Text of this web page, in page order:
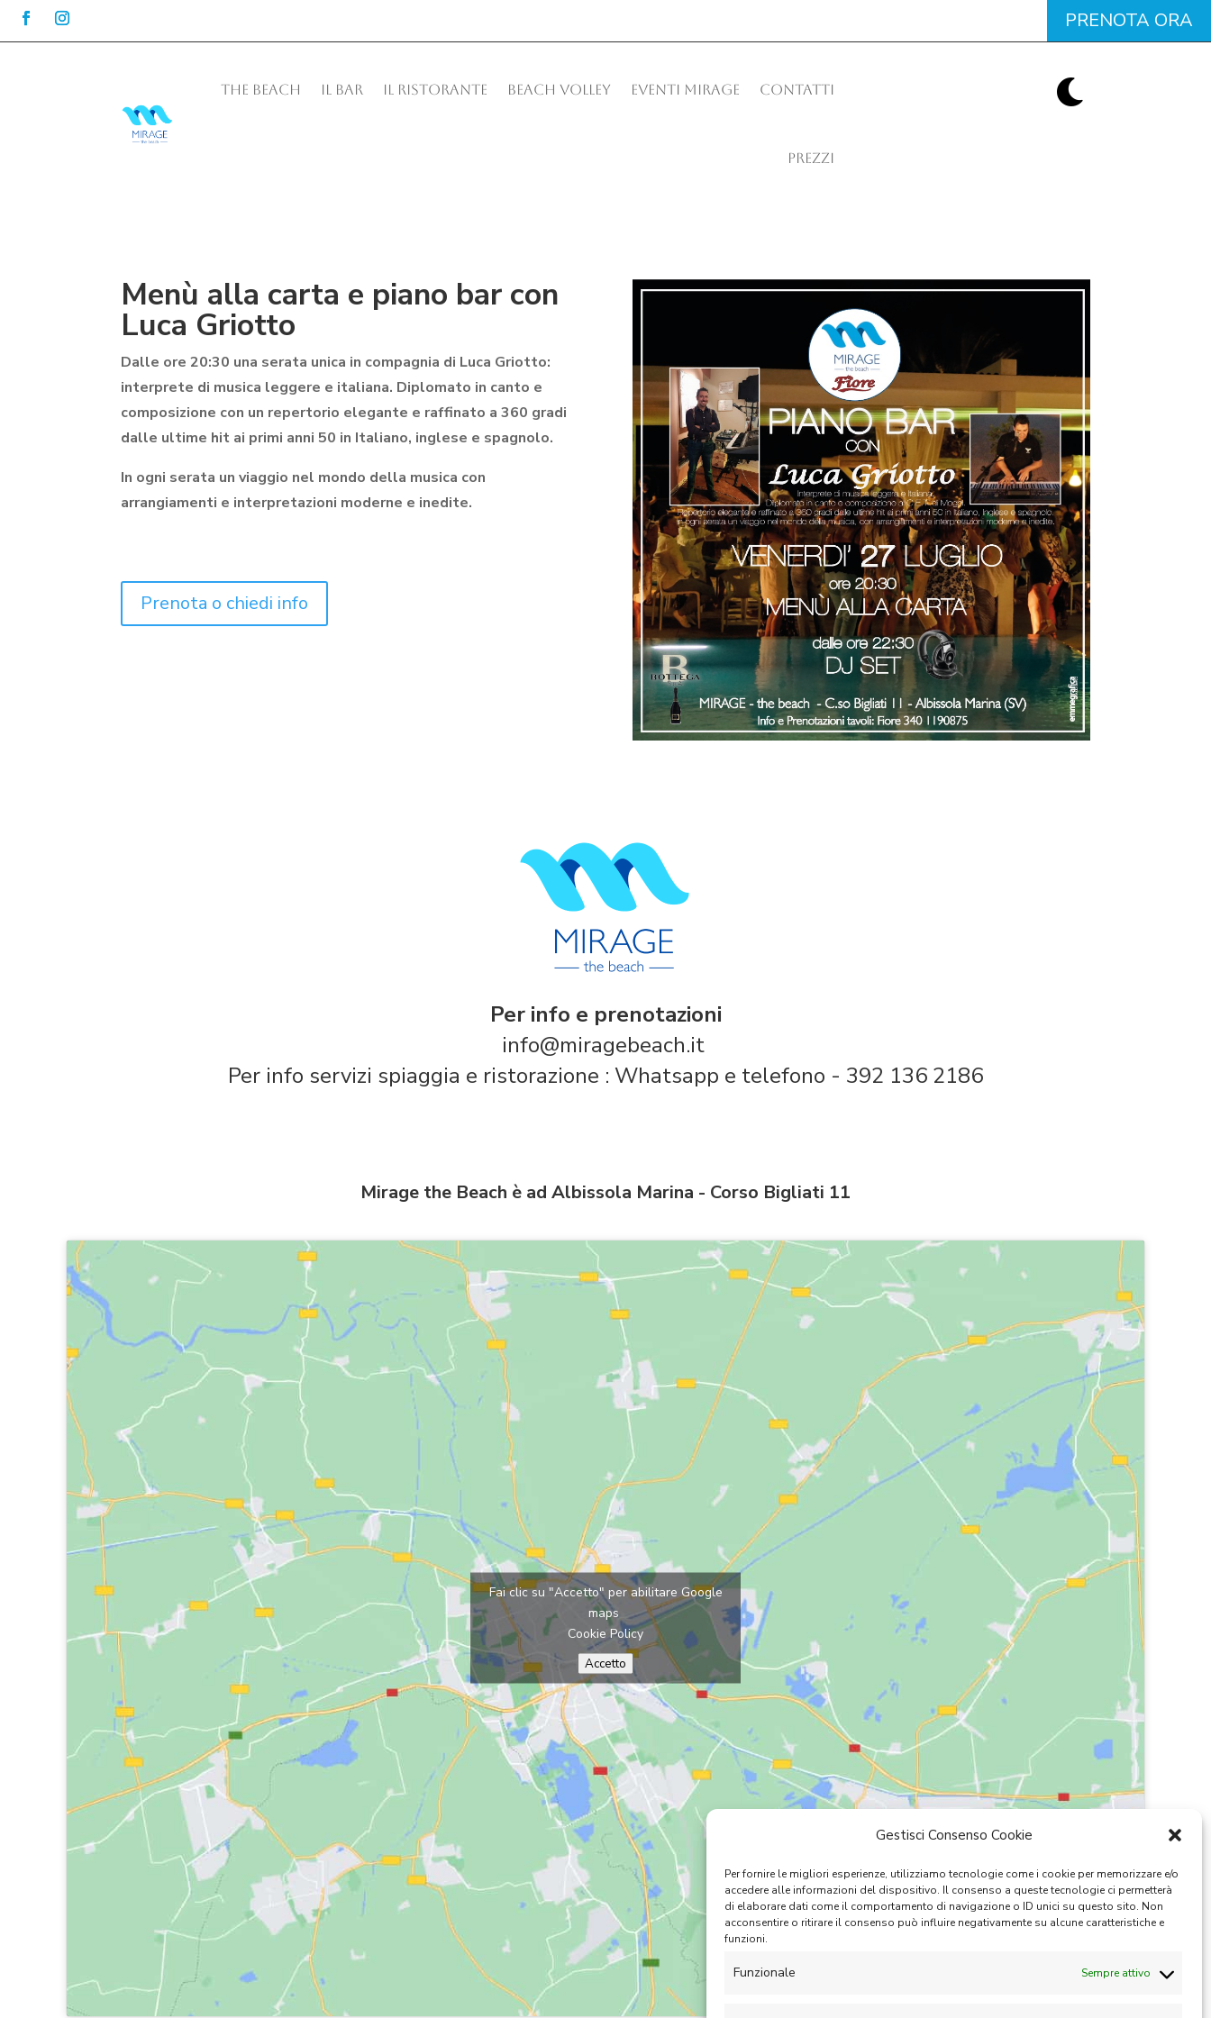
Gestisci Consenso Cookie
Per fornire le migliori esperienze, utilizziamo tecnologie come i cookie per memorizzare e/o
accedere alle informazioni del dispositivo. Il consenso a queste tecnologie ci permetterà
di elaborare dati come il comportamento di navigazione o ID unici su questo sito. Non
acconsentire o ritirare il consenso può influire negativamente su alcune caratteristiche e
funzioni.
Funzionale Sempre attivo
PRENOTA ORA
THE BEACH IL BAR IL RISTORANTE BEACH VOLLEY EVENTI MIRAGE CONTATTI
PREZZI

Menù alla carta e piano bar con
Luca Griotto
Dalle ore 20:30 una serata unica in compagnia di Luca Griotto:
interprete di musica leggere e italiana. Diplomato in canto e
composizione con un repertorio elegante e raffinato a 360 gradi
dalle ultime hit ai primi anni 50 in Italiano, inglese e spagnolo.
In ogni serata un viaggio nel mondo della musica con
arrangiamenti e interpretazioni moderne e inedite.
Prenota o chiedi info
Per info e prenotazioni
info@miragebeach.it
Per info servizi spiaggia e ristorazione : Whatsapp e telefono - 392 136 2186
Mirage the Beach è ad Albissola Marina - Corso Bigliati 11
Fai clic su "Accetto" per abilitare Google
maps
Cookie Policy
Accetto